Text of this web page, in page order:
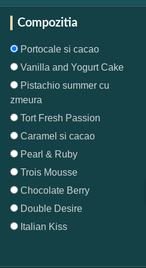
Compozitia
Portocale si cacao
Vanilla and Yogurt Cake
Pistachio summer cu
zmeura
Tort Fresh Passion
Caramel si cacao
Pearl & Ruby
Trois Mousse
Chocolate Berry
Double Desire
Italian Kiss